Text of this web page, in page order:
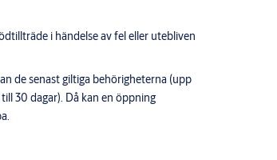
i händelse av fel eller utebliven
de senast giltiga behörigheterna (upp
30 dagar). Då kan en öppning